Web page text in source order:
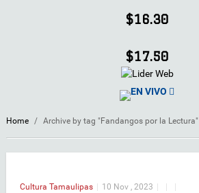
$16.30
$17.50
EN VIVO
Home / Archive by tag "Fandangos por la Lectura"
Cultura Tamaulipas | 10 Nov , 2023 | |
|